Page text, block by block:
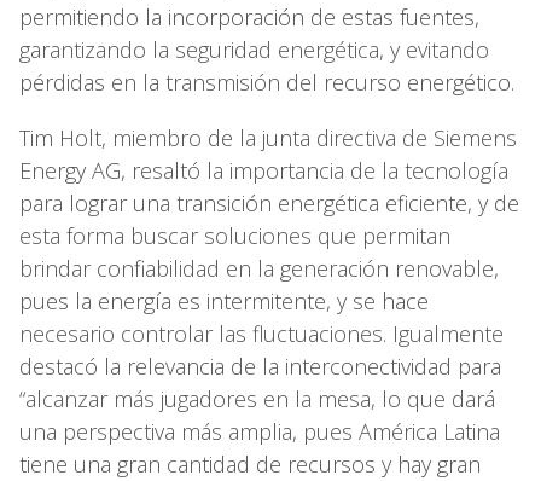
permitiendo la incorporación de estas fuentes,
garantizando la seguridad energética, y evitando
pérdidas en la transmisión del recurso energético.
Tim Holt, miembro de la junta directiva de Siemens
Energy AG, resaltó la importancia de la tecnología
para lograr una transición energética eficiente, y de
esta forma buscar soluciones que permitan
brindar confiabilidad en la generación renovable,
pues la energía es intermitente, y se hace
necesario controlar las fluctuaciones. Igualmente
destacó la relevancia de la interconectividad para
“alcanzar más jugadores en la mesa, lo que dará
una perspectiva más amplia, pues América Latina
tiene una gran cantidad de recursos y hay gran